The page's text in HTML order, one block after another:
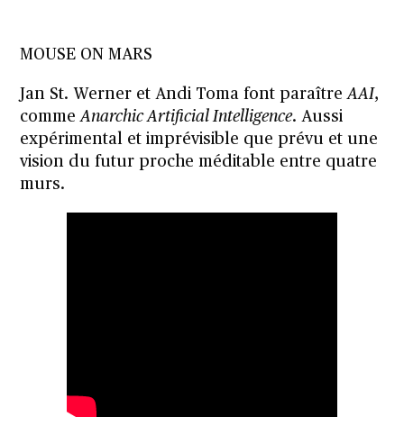
MOUSE ON MARS
Jan St. Werner et Andi Toma font paraîtreAAI,
commeAnarchic Artificial Intelligence. Aussi
expérimental et imprévisible que prévu et une
vision du futur proche méditable entre quatre
murs.